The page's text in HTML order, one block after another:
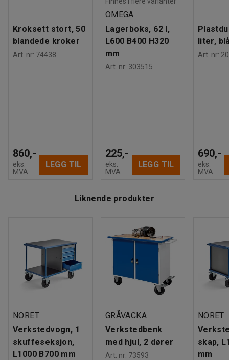
Suppler gjerne med terskelbro for å enkelt rulle over
hindringer.
Leveres umontert
Kroksett stort, 50
blandede kroker
Art. nr: 74438
860,-
eks.
MVA
LEGG TIL
OMEGA
Lagerboks, 62 l,
L600 B400 H320
mm
Art. nr: 303515
225,-
eks.
MVA
LEGG TIL
liter,
Art. nr:
690,-
eks.
MVA
Liknende produkter
NORET
Verkstedvogn, 1
skuffeseksjon,
L1000 B700 mm
GRÅVACKA
Verkstedbenk
med hjul, 2 dører
Art. nr: 73593
NORET
skap,
mm